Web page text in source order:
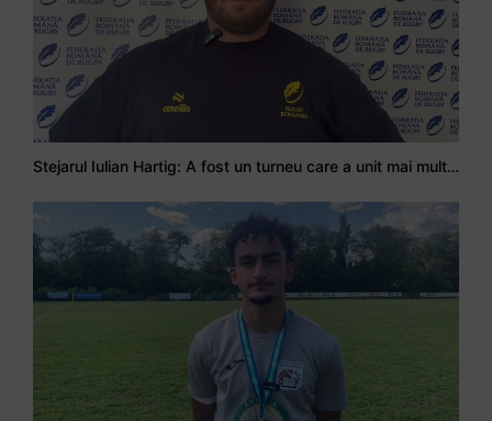
Stejarul Iulian Hartig: A fost un turneu care a unit mai mult echipa